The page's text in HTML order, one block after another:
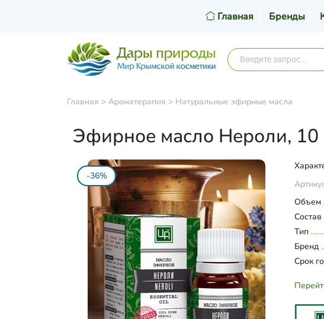
Главная Бренды
Главная > Ароматерапия > Натуральные эфирные масла
Эфирное масло Нероли, 10
-36%
Объем
Состав
Тип
Бренд
Срок